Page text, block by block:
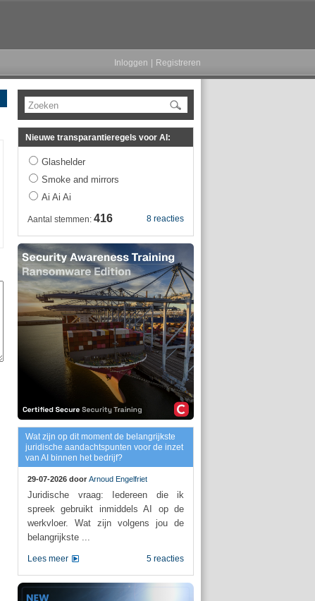
Inloggen Registreren
Zoeken
Nieuwe transparantieregels voor AI:
Glashelder
Smoke and mirrors
Ai Ai Ai
8 reacties
Aantal stemmen: 416
Wat zijn op dit moment de belangrijkste
juridische aandachtspunten voor de inzet
van AI binnen het bedrijf?
29-07-2026 door Arnoud Engelfriet
Juridische vraag: Iedereen die ik
spreek gebruikt inmiddels AI op de
werkvloer. Wat zijn volgens jou de
belangrijkste ...
5 reacties
Lees meer